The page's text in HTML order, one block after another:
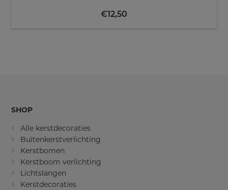
€12,50
SHOP
Alle kerstdecoraties
Buitenkerstverlichting
Kerstbomen
Kerstboom verlichting
Lichtslangen
Kerstdecoraties